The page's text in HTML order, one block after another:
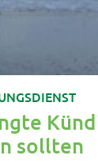
sollten